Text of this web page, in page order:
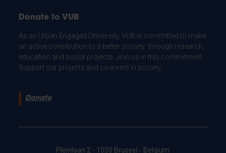
Donate to VUB
As an Urban Engaged University, VUB is committed to make
an active contribution to a better society: through research,
education and social projects. Join us in this commitment.
Support our projects and co-invest in society.
Donate
Pleinlaan 2 - 1050 Brussel - Belgium